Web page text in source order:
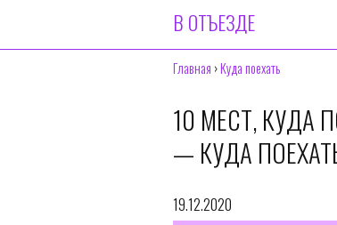
В ОТЪЕЗДЕ
Главная ›Куда поехать
10 МЕСТ, КУДА
— КУДА
19.12.2020